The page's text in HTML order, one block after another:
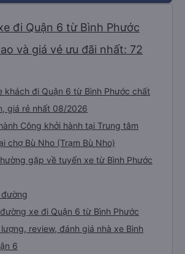
đi Quận 6 từ Bình Phước
và giá vé ưu đãi nhất: 72
khách đi Quận 6 từ Bình Phước chất
giá rẻ nhất 08/2026
Công khởi hành tại Trung tâm
chợ Bù Nho (Trạm Bù Nho)
gặp về tuyến xe từ Bình Phước
xe đi Quận 6 từ Bình Phước
lượng, review, đánh giá nhà xe Bình
6